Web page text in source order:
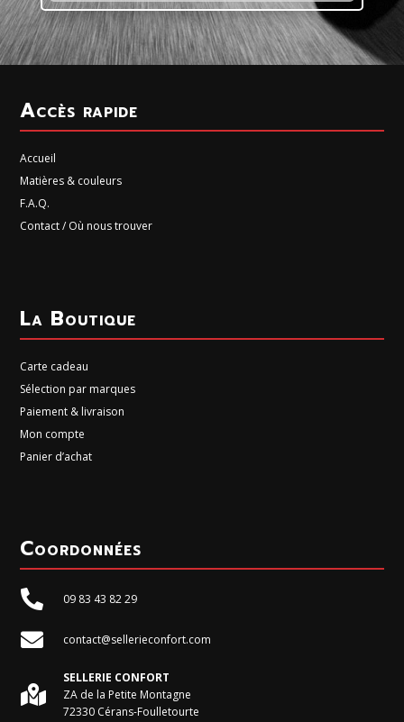
Accès rapide
Accueil
Matières & couleurs
F.A.Q.
Contact / Où nous trouver
La Boutique
Carte cadeau
Sélection par marques
Paiement & livraison
Mon compte
Panier d’achat
Coordonnées
 09 83 43 82 29
 contact@sellerieconfort.com

SELLERIE CONFORT
ZA de la Petite Montagne
72330 Cérans-Foulletourte